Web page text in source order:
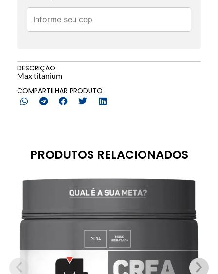
DESCRIÇÃO
Max titanium
COMPARTILHAR PRODUTO
PRODUTOS RELACIONADOS